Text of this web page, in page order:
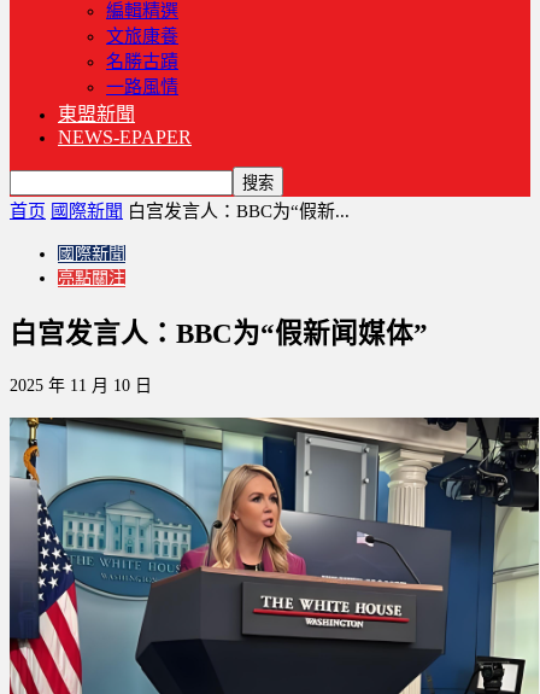
編輯精選
文旅康養
名勝古蹟
一路風情
東盟新聞
NEWS-EPAPER
首页 國際新聞 白宫发言人：BBC为“假新...
國際新聞
亮點關注
白宫发言人：BBC为“假新闻媒体”
2025 年 11 月 10 日